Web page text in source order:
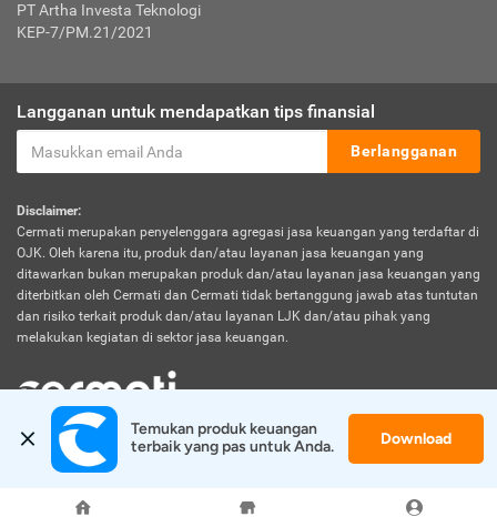
PT Artha Investa Teknologi
KEP-7/PM.21/2021
Langganan untuk mendapatkan tips finansial
Berlangganan
Disclaimer:
Cermati merupakan penyelenggara agregasi jasa keuangan yang terdaftar di
OJK. Oleh karena itu, produk dan/atau layanan jasa keuangan yang
ditawarkan bukan merupakan produk dan/atau layanan jasa keuangan yang
diterbitkan oleh Cermati dan Cermati tidak bertanggung jawab atas tuntutan
dan risiko terkait produk dan/atau layanan LJK dan/atau pihak yang
melakukan kegiatan di sektor jasa keuangan.
© 2026 Cermati. All Rights Reserved.
Temukan produk keuangan
terbaik yang pas untuk Anda.
Download